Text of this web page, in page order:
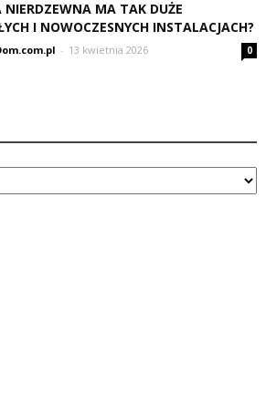
NIERDZEWNA MA TAK DUŻE
I NOWOCZESNYCH INSTALACJACH?
- 13 kwietnia 2026 0